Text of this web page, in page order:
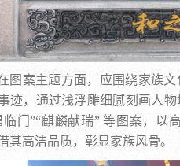
图案主题方面，应围绕家族
迹，通过浅浮雕细腻刻画人
临门”“麒麟献瑞” 等图案，以
其高洁品质，彰显家族风骨。